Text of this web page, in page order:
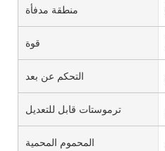
منطقة مدفأة
قوة
التحكم عن بعد
ترموستات قابل للتعديل
المحموم المحمية